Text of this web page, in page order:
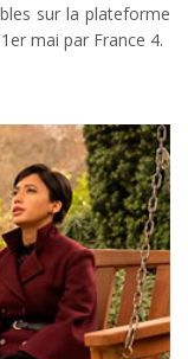
sur la plateforme
mai par France 4.